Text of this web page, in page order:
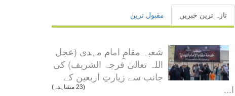
تازہ ترین خبریں مقبول ترین
شعبہ مقامِ امام مہدی (عجل
اللہ تعالیٰ فرجہ الشریف) کی
جانب سے زیارتِ اربعین کے
ا...
(23 مشاہدہ)